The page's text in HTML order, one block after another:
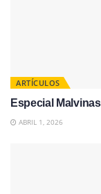
ARTÍCULOS
Especial
ABRIL 1, 2026